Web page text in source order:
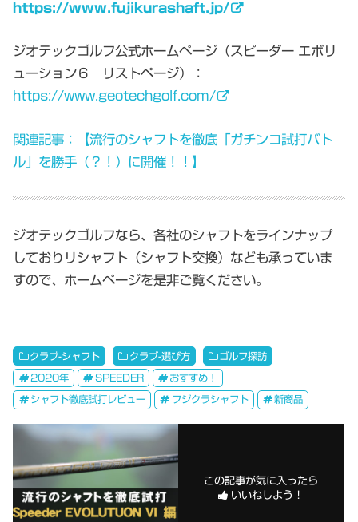
https://www.fujikurashaft.jp/
ジオテックゴルフ公式ホームページ（スピーダー エボリ
ューション６ リストページ）：
https://www.geotechgolf.com/
関連記事：【流行のシャフトを徹底「ガチンコ試打バト
ル」を勝手（？！）に開催！！】
ジオテックゴルフなら、各社のシャフトをラインナップ
しておりリシャフト（シャフト交換）なども承っていま
すので、ホームページを是非ご覧ください。
クラブ-シャフト クラブ-選び方 ゴルフ探訪
2020年 SPEEDER おすすめ！
シャフト徹底試打レビュー フジクラシャフト 新商品
この記事が気に入ったら
いいねしよう！